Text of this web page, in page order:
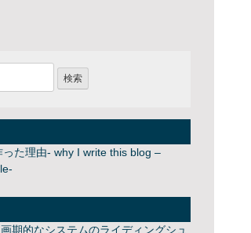
った理由- why I write this blog –
期的なシステムのライディングシュ